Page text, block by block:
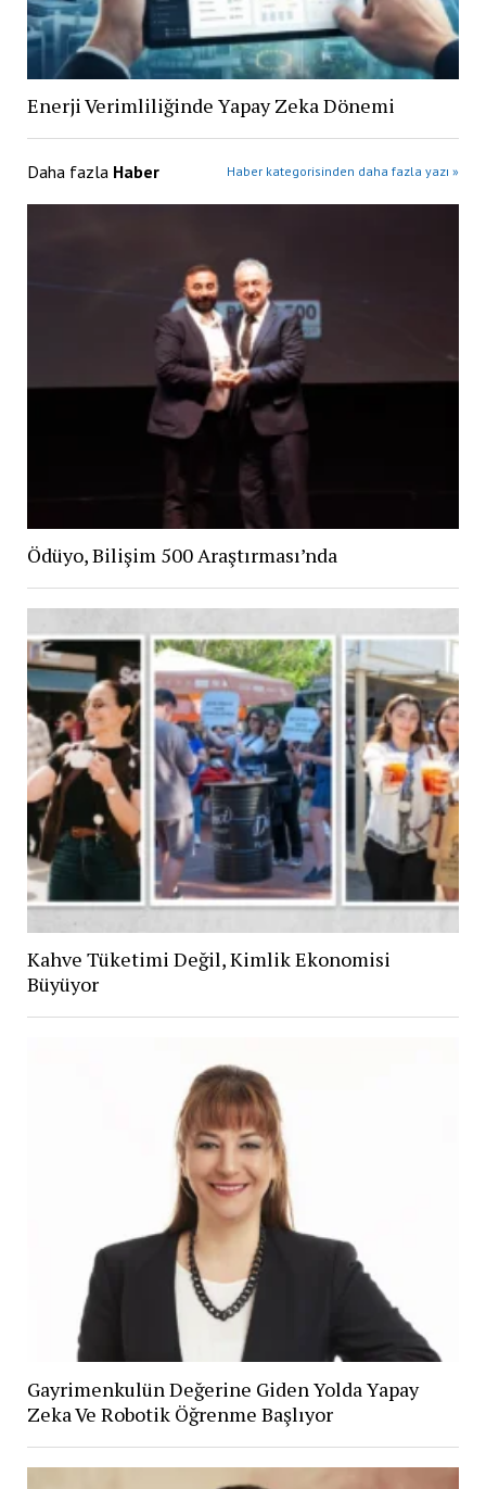
Enerji Verimliliğinde Yapay Zeka Dönemi
Daha fazla Haber Haber kategorisinden daha fazla yazı »
Ödüyo, Bilişim 500 Araştırması’nda
Kahve Tüketimi Değil, Kimlik Ekonomisi
Büyüyor
Gayrimenkulün Değerine Giden Yolda Yapay
Zeka Ve Robotik Öğrenme Başlıyor